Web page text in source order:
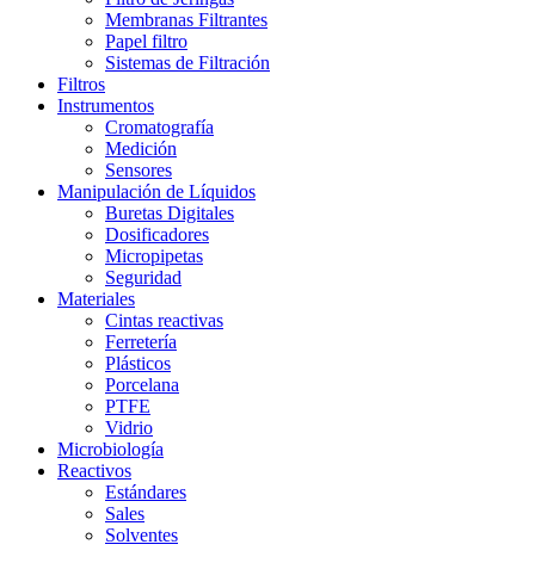
Membranas Filtrantes
Papel filtro
Sistemas de Filtración
Filtros
Instrumentos
Cromatografía
Medición
Sensores
Manipulación de Líquidos
Buretas Digitales
Dosificadores
Micropipetas
Seguridad
Materiales
Cintas reactivas
Ferretería
Plásticos
Porcelana
PTFE
Vidrio
Microbiología
Reactivos
Estándares
Sales
Solventes